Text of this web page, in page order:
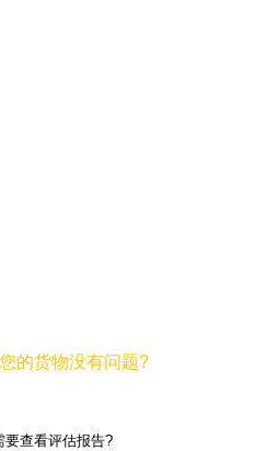
的货物没有问题?
要查看评估报告?